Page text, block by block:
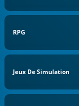
RPG
Jeux De Simulation